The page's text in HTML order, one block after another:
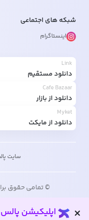
شبکه های اجتماعی
اینستاگرام
Link
دانلود مستقیم
Cafe Bazaar
دانلود از بازار
Myket
دانلود از مایکت
سایت
© تمامی حقوق
اپلیکیشن پالس